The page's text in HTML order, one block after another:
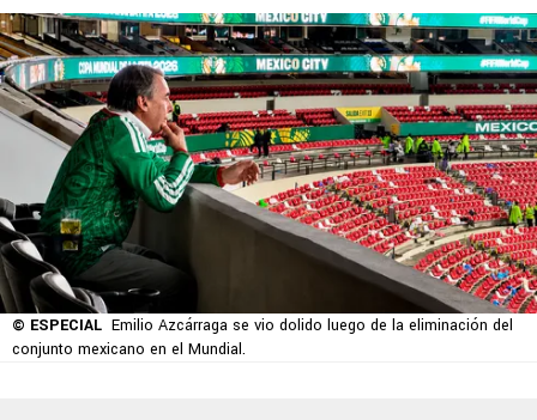
© ESPECIAL Emilio Azcárraga se vio dolido luego de la eliminación del
conjunto mexicano en el Mundial.